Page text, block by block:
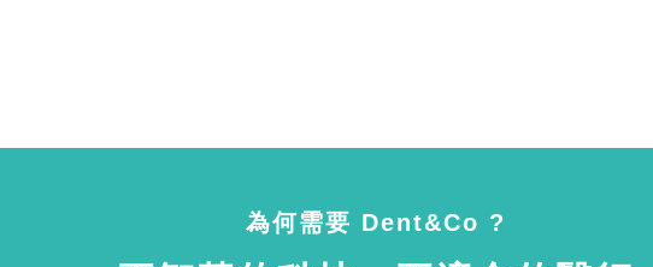
為何需要 Dent&Co ?